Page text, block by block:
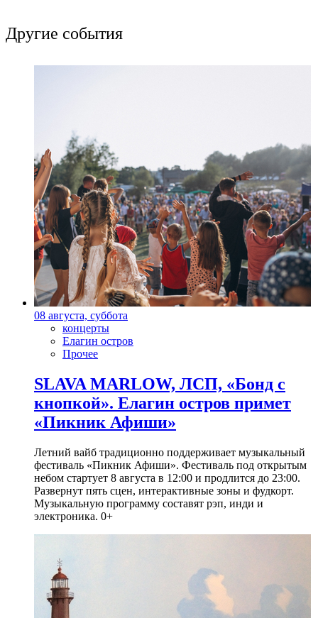
Другие события
08 августа, суббота
концерты
Елагин остров
Прочее
SLAVA MARLOW, ЛСП, «Бонд с
кнопкой». Елагин остров примет
«Пикник Афиши»
Летний вайб традиционно поддерживает музыкальный
фестиваль «Пикник Афиши». Фестиваль под открытым
небом стартует 8 августа в 12:00 и продлится до 23:00.
Развернут пять сцен, интерактивные зоны и фудкорт.
Музыкальную программу составят рэп, инди и
электроника. 0+